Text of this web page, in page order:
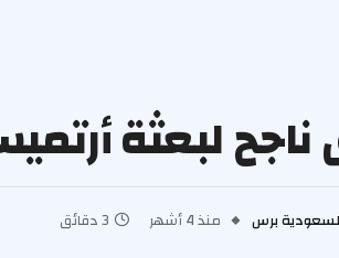
لبعثة
برس منذ 4 أشهر 3 دقائق